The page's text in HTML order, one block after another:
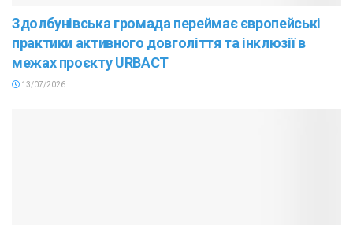
Здолбунівська громада переймає європейські
практики активного довголіття та інклюзії в
межах проєкту URBACT
13/07/2026